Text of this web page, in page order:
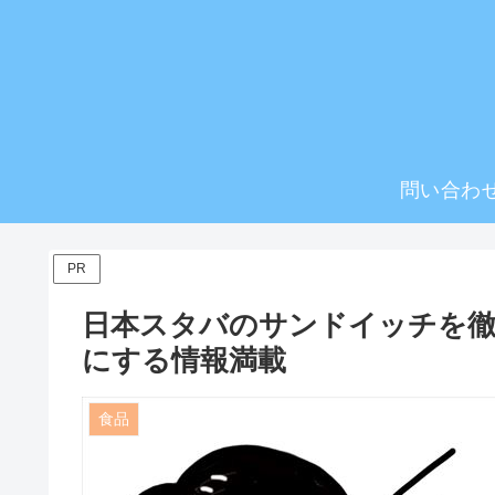
問い合わ
PR
日本スタバのサンドイッチを
にする情報満載
食品